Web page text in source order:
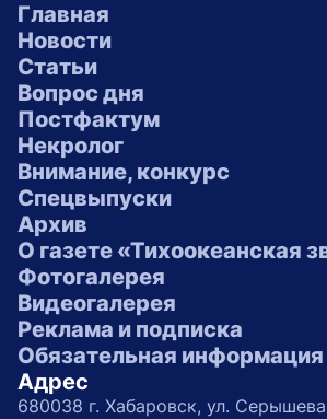
Главная
Новости
Статьи
Вопрос дня
Постфактум
Некролог
Внимание, конкурс
Спецвыпуски
Архив
О газете «Тихоокеанская
Фотогалерея
Видеогалерея
Реклама и подписка
Обязательная информация
Адрес
680038 г. Хабаровск, ул.